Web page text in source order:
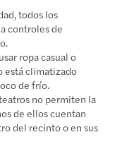
todos los
controles de
ropa casual o
está climatizado
de frío.
no permiten la
de ellos cuentan
del recinto o en sus